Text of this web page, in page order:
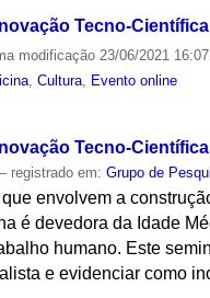
Tecno-
modificação 23/06/2021
,Cultura Evento online
Tecno-
registrado em:Grupo de
envolvem a
é devedora da Idade
humano. Este
e evidenciar como